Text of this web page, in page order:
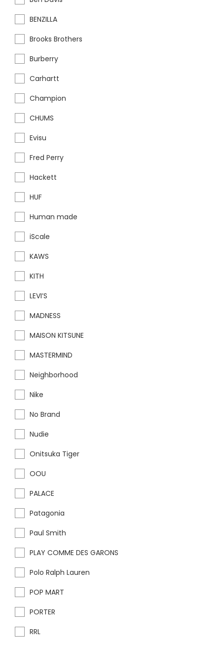
BENZILLA
Brooks Brothers
Burberry
Carhartt
Champion
CHUMS
Evisu
Fred Perry
Hackett
HUF
Human made
iScale
KAWS
KITH
LEVI’S
MADNESS
MAISON KITSUNE
MASTERMIND
Neighborhood
Nike
No Brand
Nudie
Onitsuka Tiger
OOU
PALACE
Patagonia
Paul Smith
PLAY COMME DES GARONS
Polo Ralph Lauren
POP MART
PORTER
RRL